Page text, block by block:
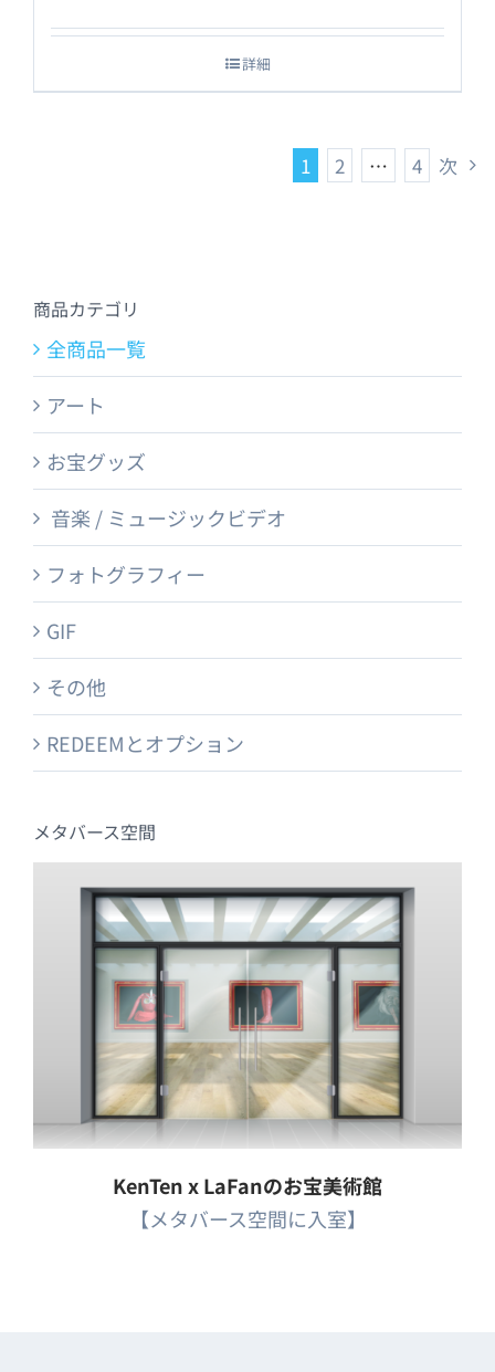
詳細
1 2 … 4 次
商品カテゴリ
全商品一覧
アート
お宝グッズ
音楽 / ミュージックビデオ
フォトグラフィー
GIF
その他
REDEEMとオプション
メタバース空間
KenTen x LaFanのお宝美術館
【メタバース空間に入室】